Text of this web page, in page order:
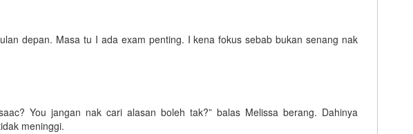
depan. Masa tu I ada exam penting. I kena fokus sebab bukan senang nak
You jangan nak cari alasan boleh tak?” balas Melissa berang. Dahinya
meninggi.